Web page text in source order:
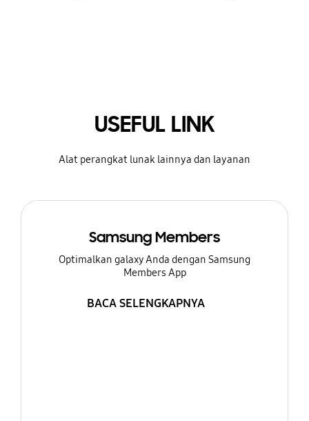
USEFUL LINK
Alat perangkat lunak lainnya dan layanan
Samsung Members
Optimalkan galaxy Anda dengan Samsung
Members App
BACA SELENGKAPNYA